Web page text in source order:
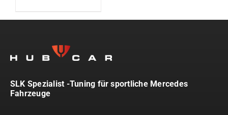
SLK Spezialist -Tuning für sportliche Mercedes
Fahrzeuge